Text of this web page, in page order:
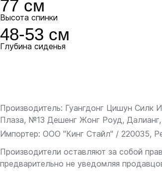
77 см
Высота спинки
48-53 см
Глубина сиденья
Производитель: Гуангдонг Цишун Силк
Плаза, №13 Дешенг Жонг Роуд,
Импортер: ООО "Кинг Стайл" / 220035,
Производители оставляют за собой
предварительно не уведомляя